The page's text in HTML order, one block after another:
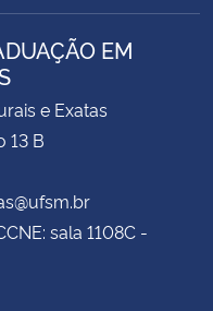
EM
e Exatas
13 B
sala 1108C -